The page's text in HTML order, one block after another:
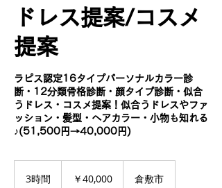
ドレス提案/コスメ
提案
ラピス認定16タイプパーソナルカラー診
断・12分類骨格診断・顔タイプ診断・似合
うドレス・コスメ提案！似合うドレスやファ
ッション・髪型・ヘアカラー・小物も知れる
♪(51,500円→40,000円)
3時間 ￥40,000 倉敷市